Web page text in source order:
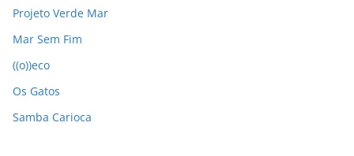
s
Projeto Verde Mar
Mar Sem Fim
((o))eco
Os Gatos
Samba Carioca